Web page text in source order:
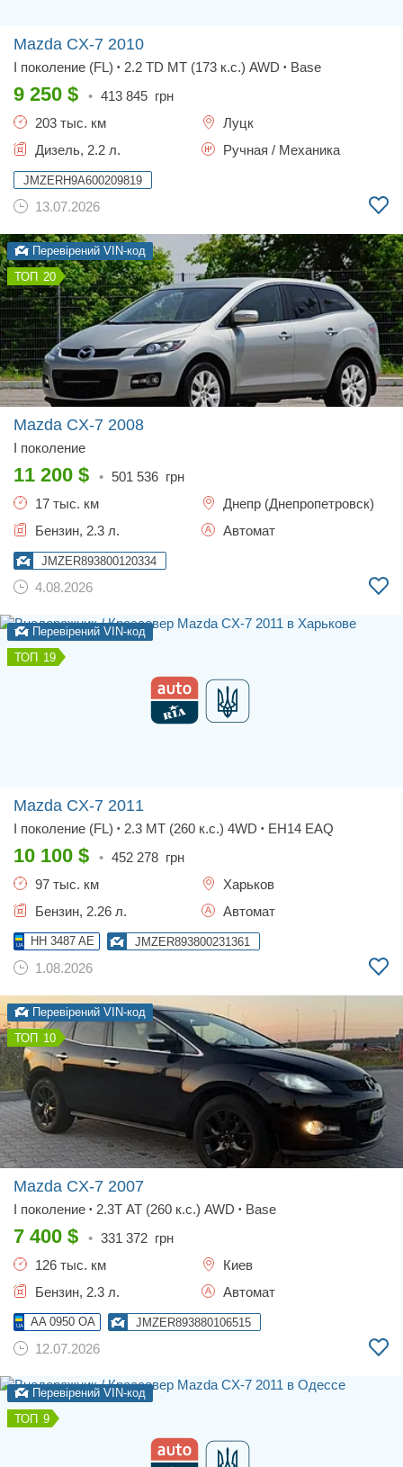
Mazda CX-7 2010
I поколение (FL) • 2.2 TD MT (173 к.с.) AWD • Base
9 250 $ • 413 845 грн
203 тыс. км
Луцк
Дизель, 2.2 л.
Ручная / Механика
JMZERH9A600209819
13.07.2026
Перевірений VIN-код
20
Mazda CX-7 2008
I поколение
11 200 $ • 501 536 грн
17 тыс. км
Днепр (Днепропетровск)
Бензин, 2.3 л.
Автомат
JMZER893800120334
4.08.2026
Перевірений VIN-код
19
Mazda CX-7 2011
I поколение (FL) • 2.3 MT (260 к.с.) 4WD • EH14 EAQ
10 100 $ • 452 278 грн
97 тыс. км
Харьков
Бензин, 2.26 л.
Автомат
HH 3487 AE JMZER893800231361
1.08.2026
Перевірений VIN-код
10
Mazda CX-7 2007
I поколение • 2.3T AT (260 к.с.) AWD • Base
7 400 $ • 331 372 грн
126 тыс. км
Киев
Бензин, 2.3 л.
Автомат
AA 0950 OA JMZER893880106515
12.07.2026
Перевірений VIN-код
9